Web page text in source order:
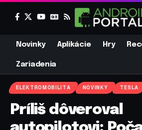
Novinky Aplikácie Hry
Zariadenia
ELEKTROMOBILITA NOVINKY TESLA
Príliš dôveroval